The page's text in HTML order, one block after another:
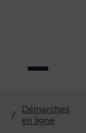
/
Démarches
en ligne